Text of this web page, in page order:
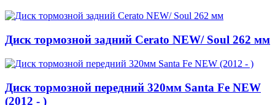
Диск тормозной задний Cerato NEW/ Soul 262 мм
Диск тормозной передний 320мм Santa Fe NEW
(2012 - )